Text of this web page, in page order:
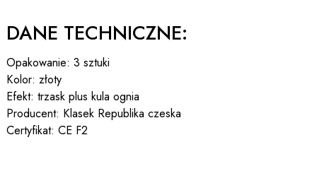
DANE TECHNICZNE:
Opakowanie: 3 sztuki
Kolor: złoty
Efekt: trzask plus kula ognia
Producent: Klasek Republika czeska
Certyfikat: CE F2